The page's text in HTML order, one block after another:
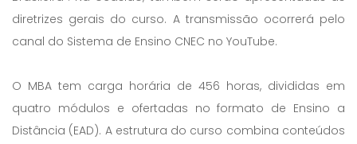
diretrizes gerais do curso. A transmissão ocorrerá pelo
canal do Sistema de Ensino CNEC no YouTube.
O MBA tem carga horária de 456 horas, divididas em
quatro módulos e ofertadas no formato de Ensino a
Distância (EAD). A estrutura do curso combina conteúdos